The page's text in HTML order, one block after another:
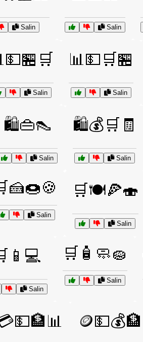
Salin Salin
Salin
📊💵🛒🏪
Salin
🛍️👜👠
Salin
🛍️💰🛒🧾
Salin
Salin
🛒🍽️🍕🍣
Salin
Salin
🛒🧴🧼🧽
Salin
🪙💵💰🏦